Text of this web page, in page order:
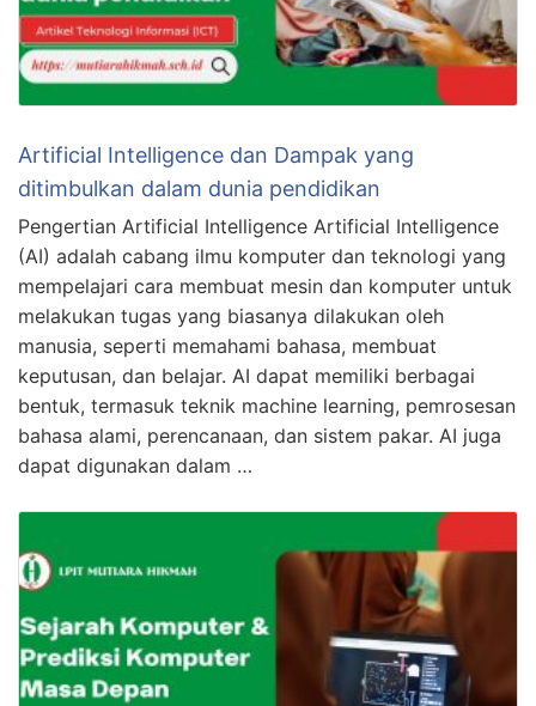
Artificial Intelligence dan Dampak yang
ditimbulkan dalam dunia pendidikan
Pengertian Artificial Intelligence Artificial Intelligence
(AI) adalah cabang ilmu komputer dan teknologi yang
mempelajari cara membuat mesin dan komputer untuk
melakukan tugas yang biasanya dilakukan oleh
manusia, seperti memahami bahasa, membuat
keputusan, dan belajar. AI dapat memiliki berbagai
bentuk, termasuk teknik machine learning, pemrosesan
bahasa alami, perencanaan, dan sistem pakar. AI juga
dapat digunakan dalam …